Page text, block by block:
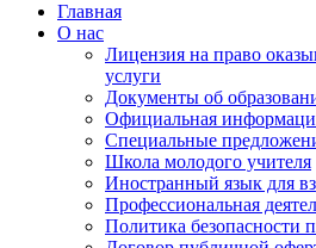
Главная
О нас
Лицензия на право
услуги
Документы об
Официальная
Специальные
Школа молодого учителя
Иностранный язык для
Профессиональная
Политика безопасности